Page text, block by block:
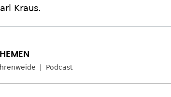
Kraus.
Podcast